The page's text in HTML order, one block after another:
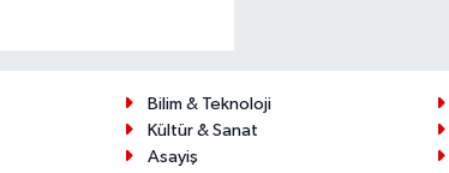
Bilim & Teknoloji
Kültür & Sanat
Asayiş